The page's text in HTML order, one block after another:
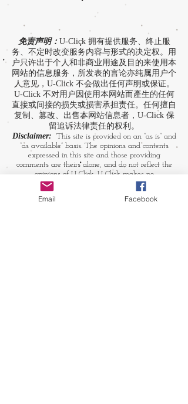
免责声明： U-Click 拥有提供服务、终止服
务、不定时改变服务内容与形式的决定权。用
户只许出于个人和非商业用途及目的来使用本
网站的信息服务，所发表的言论亦纯属用户个
人意见，U-Click 不会做出任何声明或保证。
U-Click 不对用户因使用本网站而產生的任何
直接或间接的损失或损害承担责任。任何擅自
复制、篡改、出售本网站信息者，U-Click 保
留追诉法律责任的权利。
Disclaimer: This site is provided on an “as is” and
“as available” basis. The opinions and contents
expressed in this site and those providing
comments are theirs alone, and do not reflect the
opinions of U-Click. U-Click makes no
representation or warranty, whether expressly or
by implication. Neither is U-Click responsible nor
liable for any loss, damage or expense suffered or
Email Facebook